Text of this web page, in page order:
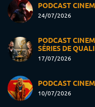
PODCAST
24/07/2026
PODCAST
SÉRIES DE
17/07/2026
PODCAST
10/07/2026